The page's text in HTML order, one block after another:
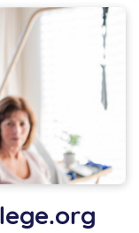
Pflegekräfte
und machen
die deine
Traumjob wahr
bald werden
die sich dann